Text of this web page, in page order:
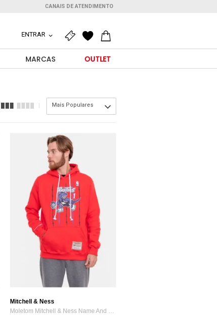
CANAIS DE ATENDIMENTO
ENTRAR
MARCAS OUTLET
Mais Populares
Mitchell & Ness
Moletom Mitchell & Ness Name And Number ...